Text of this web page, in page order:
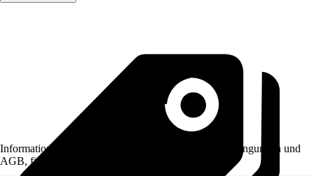
Informationen des Verkäufers, wie z. B. Rückgabebedingungen und
AGB, finden Sie bei Klick auf den Verkäufernamen.